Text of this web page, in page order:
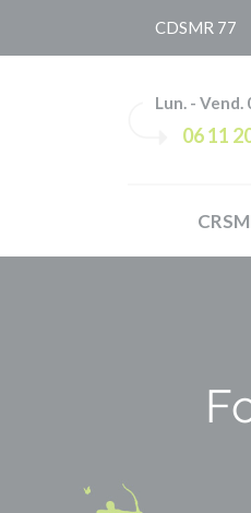
CDSMR 77
Lun. - Vend.
06 11